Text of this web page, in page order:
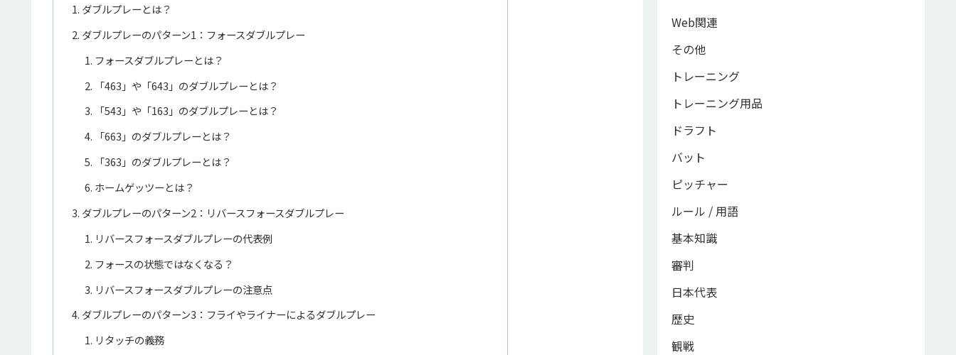
ダブルプレーとは？
ダブルプレーのパターン1：フォースダブルプレー
フォースダブルプレーとは？
「463」や「643」のダブルプレーとは？
「543」や「163」のダブルプレーとは？
「663」のダブルプレーとは？
「363」のダブルプレーとは？
ホームゲッツーとは？
ダブルプレーのパターン2：リバースフォースダブルプレー
リバースフォースダブルプレーの代表例
フォースの状態ではなくなる？
リバースフォースダブルプレーの注意点
ダブルプレーのパターン3：フライやライナーによるダブルプレー
リタッチの義務
Web関連
その他
トレーニング
トレーニング用品
ドラフト
バット
ピッチャー
ルール / 用語
基本知識
審判
日本代表
歴史
観戦